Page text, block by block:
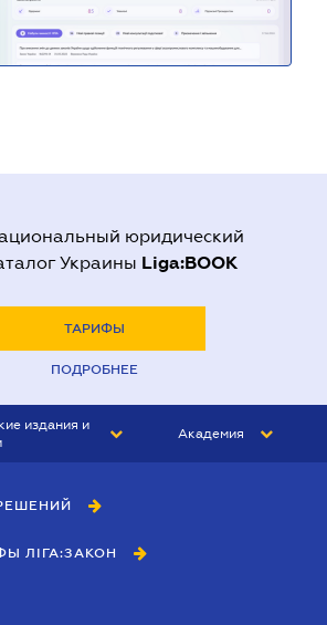
юридический
Украины Liga:BOOK
ТАРИФЫ
ПОДРОБНЕЕ
издания и
Академия
ЛІГА:ЗАКОН